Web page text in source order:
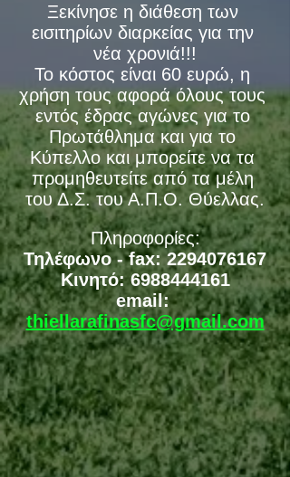
Ξεκίνησε η διάθεση των
εισιτηρίων διαρκείας για την
νέα χρονιά!!!
Το κόστος είναι 60 ευρώ, η
χρήση τους αφορά όλους τους
εντός έδρας αγώνες για το
Πρωτάθλημα και για το
Κύπελλο και μπορείτε να τα
προμηθευτείτε από τα μέλη
του Δ.Σ. του Α.Π.Ο. Θύελλας.
Πληροφορίες:
Τηλέφωνο - fax: 2294076167
Κινητό: 6988444161
email:
thiellarafinasfc@gmail.com